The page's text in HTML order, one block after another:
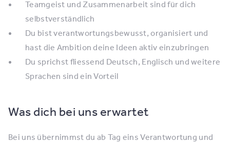
Teamgeist und Zusammenarbeit sind für dich
selbstverständlich
Du bist verantwortungsbewusst, organisiert und
hast die Ambition deine Ideen aktiv einzubringen
Du sprichst fliessend Deutsch, Englisch und weitere
Sprachen sind ein Vorteil
Was dich bei uns erwartet
Bei uns übernimmst du ab Tag eins Verantwortung und